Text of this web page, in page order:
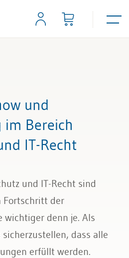
und
Bereich
IT-Recht
und IT-Recht sind
Fortschritt der
denn je. Als
dass alle
erfüllt werden.